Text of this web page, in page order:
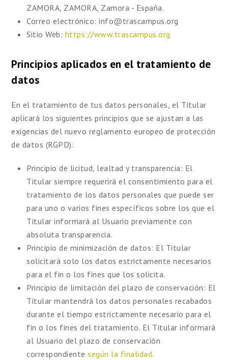
ZAMORA, ZAMORA, Zamora - España.
Correo electrónico: info@trascampus.org
Sitio Web: https://www.trascampus.org
Principios aplicados en el tratamiento de
datos
En el tratamiento de tus datos personales, el Titular
aplicará los siguientes principios que se ajustan a las
exigencias del nuevo reglamento europeo de protección
de datos (RGPD):
Principio de licitud, lealtad y transparencia: El
Titular siempre requerirá el consentimiento para el
tratamiento de los datos personales que puede ser
para uno o varios fines específicos sobre los que el
Titular informará al Usuario previamente con
absoluta transparencia.
Principio de minimización de datos: El Titular
solicitará solo los datos estrictamente necesarios
para el fin o los fines que los solicita.
Principio de limitación del plazo de conservación: El
Titular mantendrá los datos personales recabados
durante el tiempo estrictamente necesario para el
fin o los fines del tratamiento. El Titular informará
al Usuario del plazo de conservación
correspondientesegún la finalidad.